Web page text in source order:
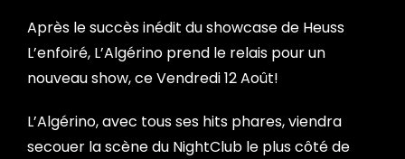
Après le succès inédit du showcase de Heuss
L’enfoiré, L’Algérino prend le relais pour un
nouveau show, ce Vendredi 12 Août!
L’Algérino, avec tous ses hits phares, viendra
secouer la scène du NightClub le plus côté de